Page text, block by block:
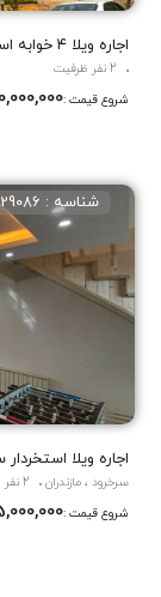
اجاره ویلا ۴ خوابه استخر روباز آب سرد
2 نفر ظرفیت
شروع قیمت :
اجاره ویلا
شناسه : 29086
سرخرود ، مازندران
2 نفر ظرفیت
شروع قیمت :